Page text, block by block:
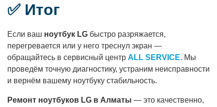
✅ Итог
Если ваш ноутбук LG быстро разряжается,
перегревается или у него треснул экран —
обращайтесь в сервисный центр ALL SERVICE. Мы
проведём точную диагностику, устраним неисправности
и вернём вашему ноутбуку стабильность.
Ремонт ноутбуков LG в Алматы — это качественно,